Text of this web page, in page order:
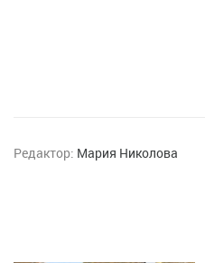
Редактор: Мария Николова